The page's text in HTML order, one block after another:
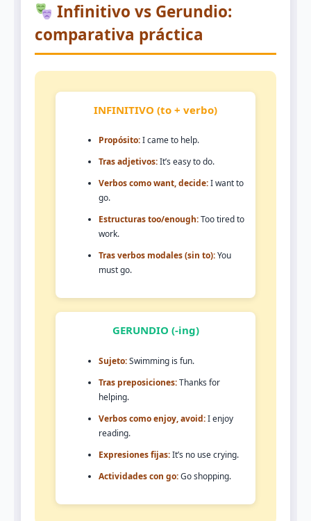
Infinitivo vs Gerundio:
comparativa práctica
INFINITIVO (to + verbo)
Propósito:I came to help.
Tras adjetivos:It’s easy to do.
Verbos como want, decide:I want to
go.
Estructuras too/enough:Too tired to
work.
Tras verbos modales (sin to):You
must go.
GERUNDIO (-ing)
Sujeto:Swimming is fun.
Tras preposiciones:Thanks for
helping.
Verbos como enjoy, avoid:I enjoy
reading.
Expresiones fijas:It’s no use crying.
Actividades con go:Go shopping.